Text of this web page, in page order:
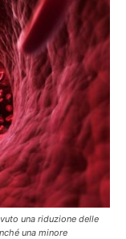
una riduzione delle
una minore